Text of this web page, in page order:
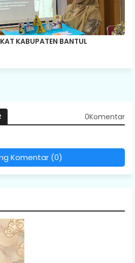
KABUPATEN BANTUL
0Komentar
Komentar (0)